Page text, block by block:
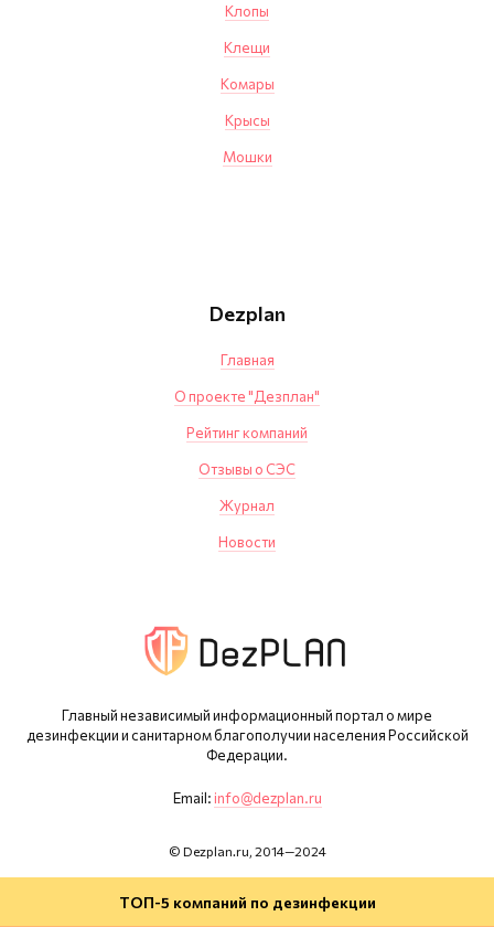
ТОП-5 компаний по дезинфекции
Главный независимый информационный портал о мире
дезинфекции и санитарном благополучии населения Российской
Федерации.
Email: info@dezplan.ru
© Dezplan.ru, 2014—2024
Dezplan
Главная
О проекте "Дезплан"
Рейтинг компаний
Отзывы о СЭС
Журнал
Новости
Клопы
Клещи
Комары
Крысы
Мошки